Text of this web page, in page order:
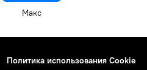
Макс
Политика использования Cookie